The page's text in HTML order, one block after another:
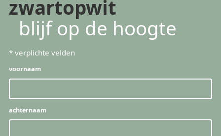
zwartopwit
blijf op de hoogte
* verplichte velden
voornaam
achternaam